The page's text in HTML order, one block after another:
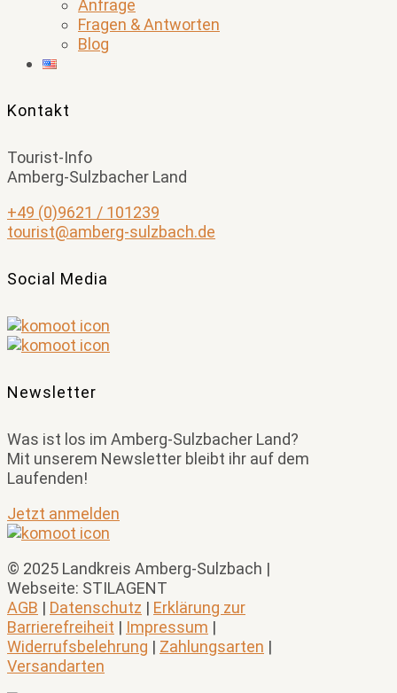
Anfrage
Fragen & Antworten
Blog
Kontakt
Tourist-Info
Amberg-Sulzbacher Land
+49 (0)9621 / 101239
tourist@amberg-sulzbach.de
Social Media
Newsletter
Was ist los im Amberg-Sulzbacher Land?
Mit unserem Newsletter bleibt ihr auf dem
Laufenden!
Jetzt anmelden
© 2025 Landkreis Amberg-Sulzbach |
Webseite: STILAGENT
AGB | Datenschutz | Erklärung zur
Barrierefreiheit | Impressum |
Widerrufsbelehrung | Zahlungsarten |
Versandarten